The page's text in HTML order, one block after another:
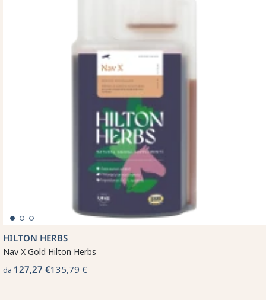
HILTON HERBS
Nav X Gold Hilton Herbs
da 127,27 €135,79 €